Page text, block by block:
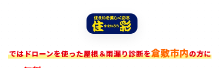
ではドローンを使った屋根＆雨漏り診断を倉敷市内の方に